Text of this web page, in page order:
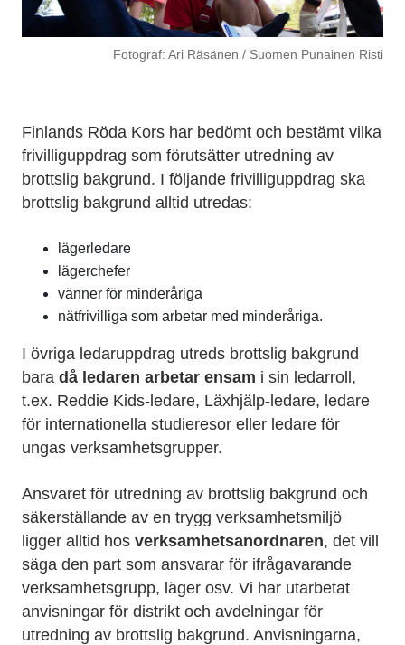
Fotograf: Ari Räsänen / Suomen Punainen Risti
Finlands Röda Kors har bedömt och bestämt vilka
frivilliguppdrag som förutsätter utredning av
brottslig bakgrund. I följande frivilliguppdrag ska
brottslig bakgrund alltid utredas:
lägerledare
lägerchefer
vänner för minderåriga
nätfrivilliga som arbetar med minderåriga.
I övriga ledaruppdrag utreds brottslig bakgrund
bara då ledaren arbetar ensam i sin ledarroll,
t.ex. Reddie Kids-ledare, Läxhjälp-ledare, ledare
för internationella studieresor eller ledare för
ungas verksamhetsgrupper.
Ansvaret för utredning av brottslig bakgrund och
säkerställande av en trygg verksamhetsmiljö
ligger alltid hos verksamhetsanordnaren, det vill
säga den part som ansvarar för ifrågavarande
verksamhetsgrupp, läger osv. Vi har utarbetat
anvisningar för distrikt och avdelningar för
utredning av brottslig bakgrund. Anvisningarna,